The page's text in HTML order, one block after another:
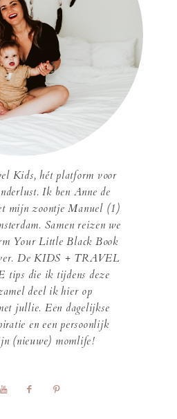
Kids, hét platform voor
Ik ben Anne de
mijn zoontje Manuel (1)
Samen reizen we
Your Little Black Book
De KIDS + TRAVEL
tips die ik tijdens deze
deel ik hier op
jullie. Een dagelijkse
en een persoonlijk
(nieuwe) momlife!